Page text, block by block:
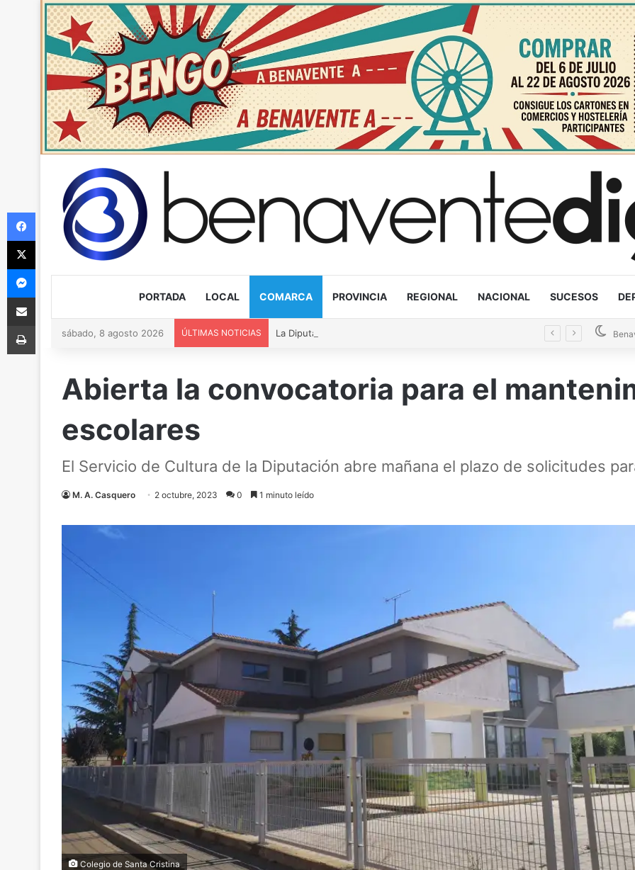
PORTADA LOCAL COMARCA PROVINCIA REGIONAL NACIONAL SUCESOS
sábado, 8 agosto 2026 ÚLTIMAS NOTICIAS
Abierta la convocatoria para el
escolares
El Servicio de Cultura de la Diputación abre mañana el plazo de solicitudes
M. A. Casquero 2 octubre, 2023 0 1 minuto leído
Colegio de Santa Cristina
Facebook
X
Messenger
Compartir via Email